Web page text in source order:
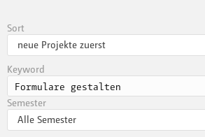
Sort
Keyword
Semester